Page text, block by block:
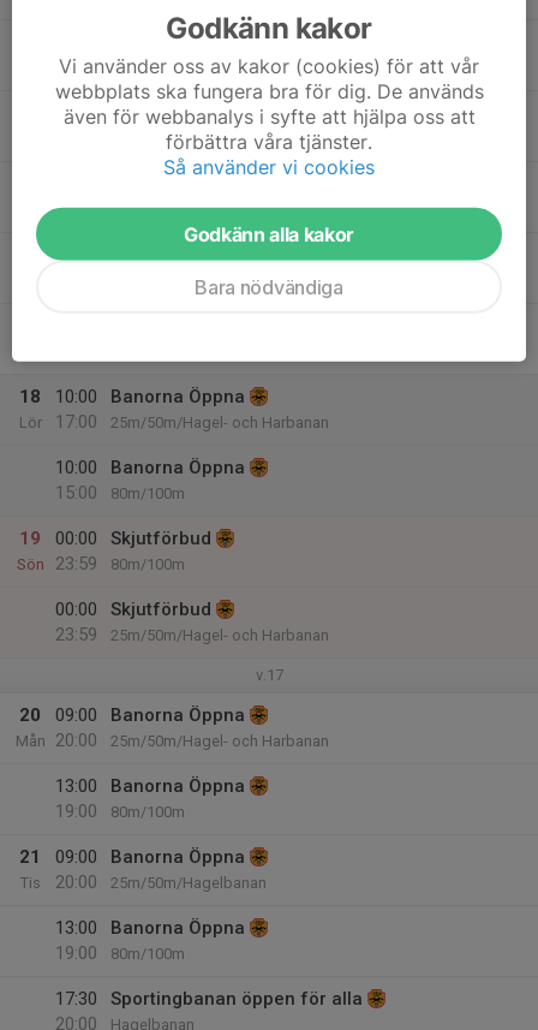
19:00
Banorna Öppna
80m/100m
09:00
Banorna Öppna
25m/50m/Hagelbanan
19:00
80m/100m
17
00:00
Skjutförbud
18
Lör
10:00
17:00
Banorna Öppna
25m/50m/Hagel- och Harbanan
10:00
15:00
Banorna Öppna
80m/100m
19
Sön
00:00
23:59
Skjutförbud
80m/100m
00:00
23:59
Skjutförbud
25m/50m/Hagel- och Harbanan
v.17
20
Mån
09:00
20:00
Banorna Öppna
25m/50m/Hagel- och Harbanan
13:00
19:00
Banorna Öppna
80m/100m
21
Tis
09:00
20:00
Banorna Öppna
25m/50m/Hagelbanan
13:00
19:00
Banorna Öppna
80m/100m
17:30
20:00
Sportingbanan öppen för alla
Hagelbanan
Godkänn kakor
Vi använder oss av kakor (cookies) för att vår
webbplats ska fungera bra för dig. De används
även för webbanalys i syfte att hjälpa oss att
förbättra våra tjänster.
Så använder vi cookies
Godkänn alla kakor
Bara nödvändiga